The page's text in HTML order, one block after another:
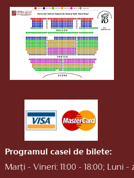
Programul casei de bilete:
Marți - Vineri: 11:00 - 18:00; Luni -